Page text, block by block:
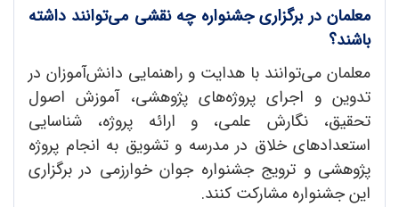
معلمان در برگزاری جشنواره چه نقشی می‌توانند داشته
باشند؟
معلمان می‌توانند با هدایت و راهنمایی دانش‌آموزان در
تدوین و اجرای پروژه‌های پژوهشی، آموزش اصول
تحقیق، نگارش علمی، و ارائه پروژه، شناسایی
استعدادهای خلاق در مدرسه و تشویق به انجام پروژه
پژوهشی و ترویج جشنواره جوان خوارزمی در برگزاری
این جشنواره مشارکت کنند.